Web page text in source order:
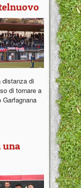
distanza di
di tornare a
una